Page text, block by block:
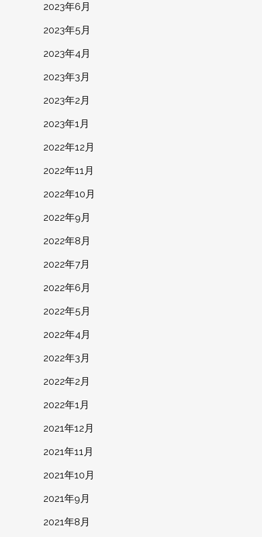
2023年6月
2023年5月
2023年4月
2023年3月
2023年2月
2023年1月
2022年12月
2022年11月
2022年10月
2022年9月
2022年8月
2022年7月
2022年6月
2022年5月
2022年4月
2022年3月
2022年2月
2022年1月
2021年12月
2021年11月
2021年10月
2021年9月
2021年8月